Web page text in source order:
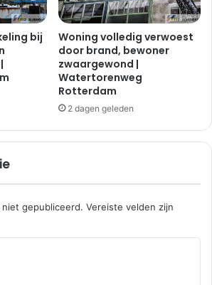
bij
Woning volledig verwoest
door brand, bewoner
zwaargewond |
Watertorenweg
Rotterdam
2 dagen geleden
gepubliceerd. Vereiste velden zijn